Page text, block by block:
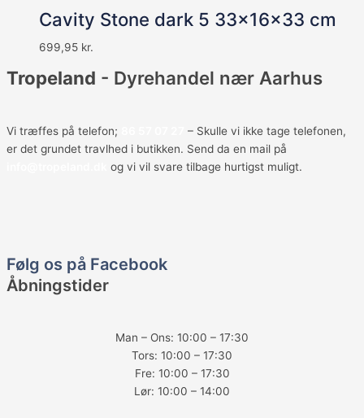
Cavity Stone dark 5 33x16x33 cm
699,95 kr.
Tropeland - Dyrehandel nær Aarhus
Vi træffes på telefon;
– Skulle vi ikke tage telefonen,
er det grundet travlhed i butikken. Send da en mail på
og vi vil svare tilbage hurtigst muligt.
a
Følg os på Facebook
Åbningstider
Man – Ons: 10:00 – 17:30
Tors: 10:00 – 17:30
Fre: 10:00 – 17:30
Lør: 10:00 – 14:00